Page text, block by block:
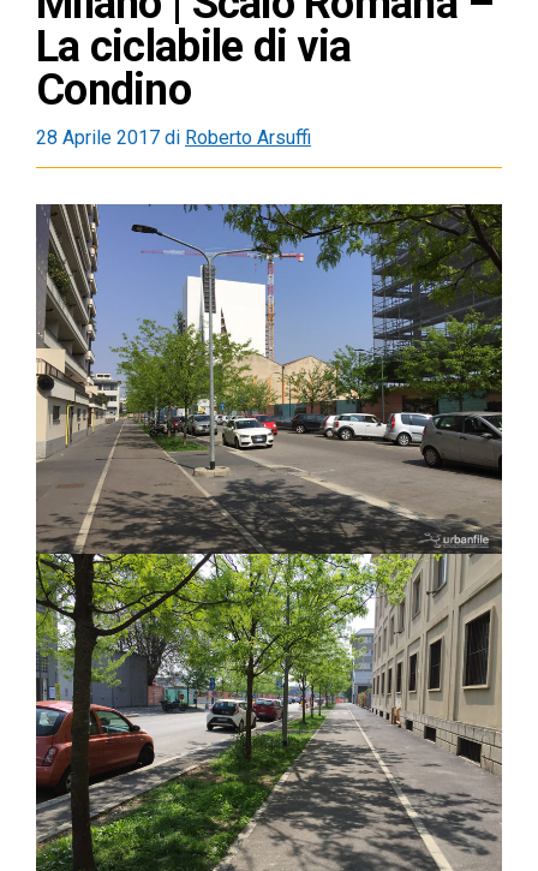
La ciclabile di via
Condino
28 Aprile 2017 di Roberto Arsuffi